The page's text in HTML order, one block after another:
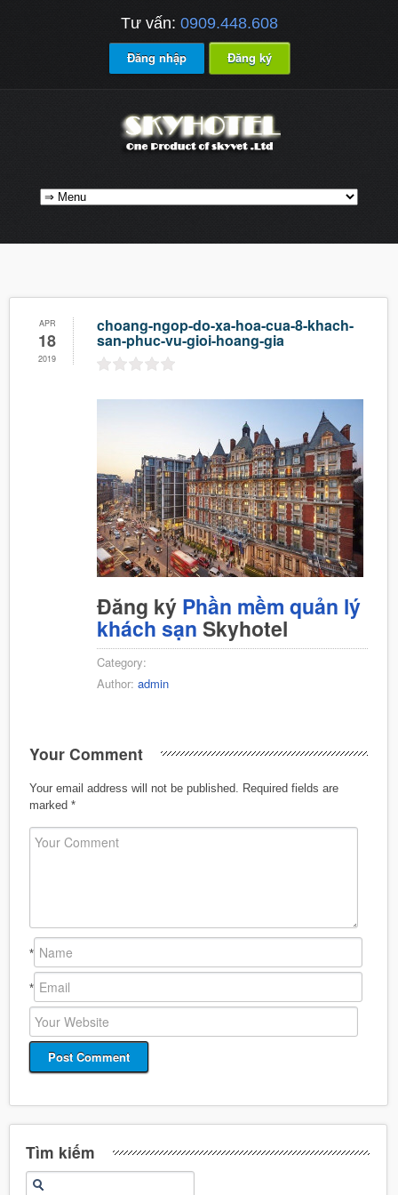
Tư vấn: 0909.448.608
Đăng nhập Đăng ký
APR
18
2019
choang-ngop-do-xa-hoa-cua-8-khach-
san-phuc-vu-gioi-hoang-gia
Đăng ký Phần mềm quản lý
khách sạn Skyhotel
Category:
Author: admin
Your Comment
Your email address will not be published.
Required fields are
marked *
*
*
Tìm kiếm